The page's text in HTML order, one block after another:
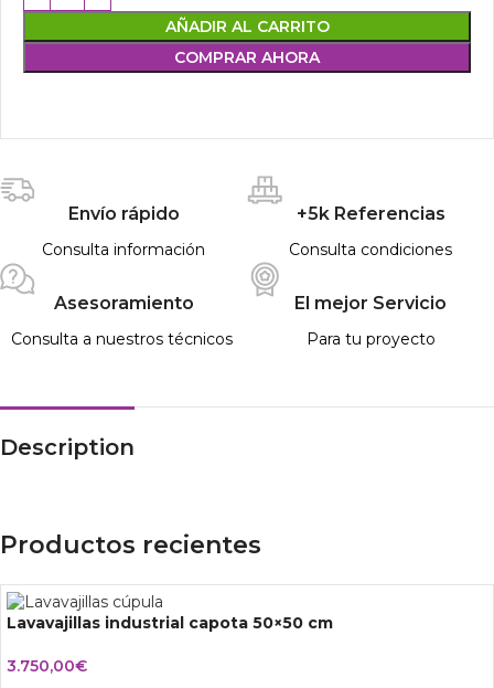
AÑADIR AL CARRITO
COMPRAR AHORA
Envío rápido
Consulta información
+5k Referencias
Consulta condiciones
Asesoramiento
Consulta a nuestros técnicos
El mejor Servicio
Para tu proyecto
Description
Productos recientes
Lavavajillas industrial capota 50×50 cm
3.750,00€